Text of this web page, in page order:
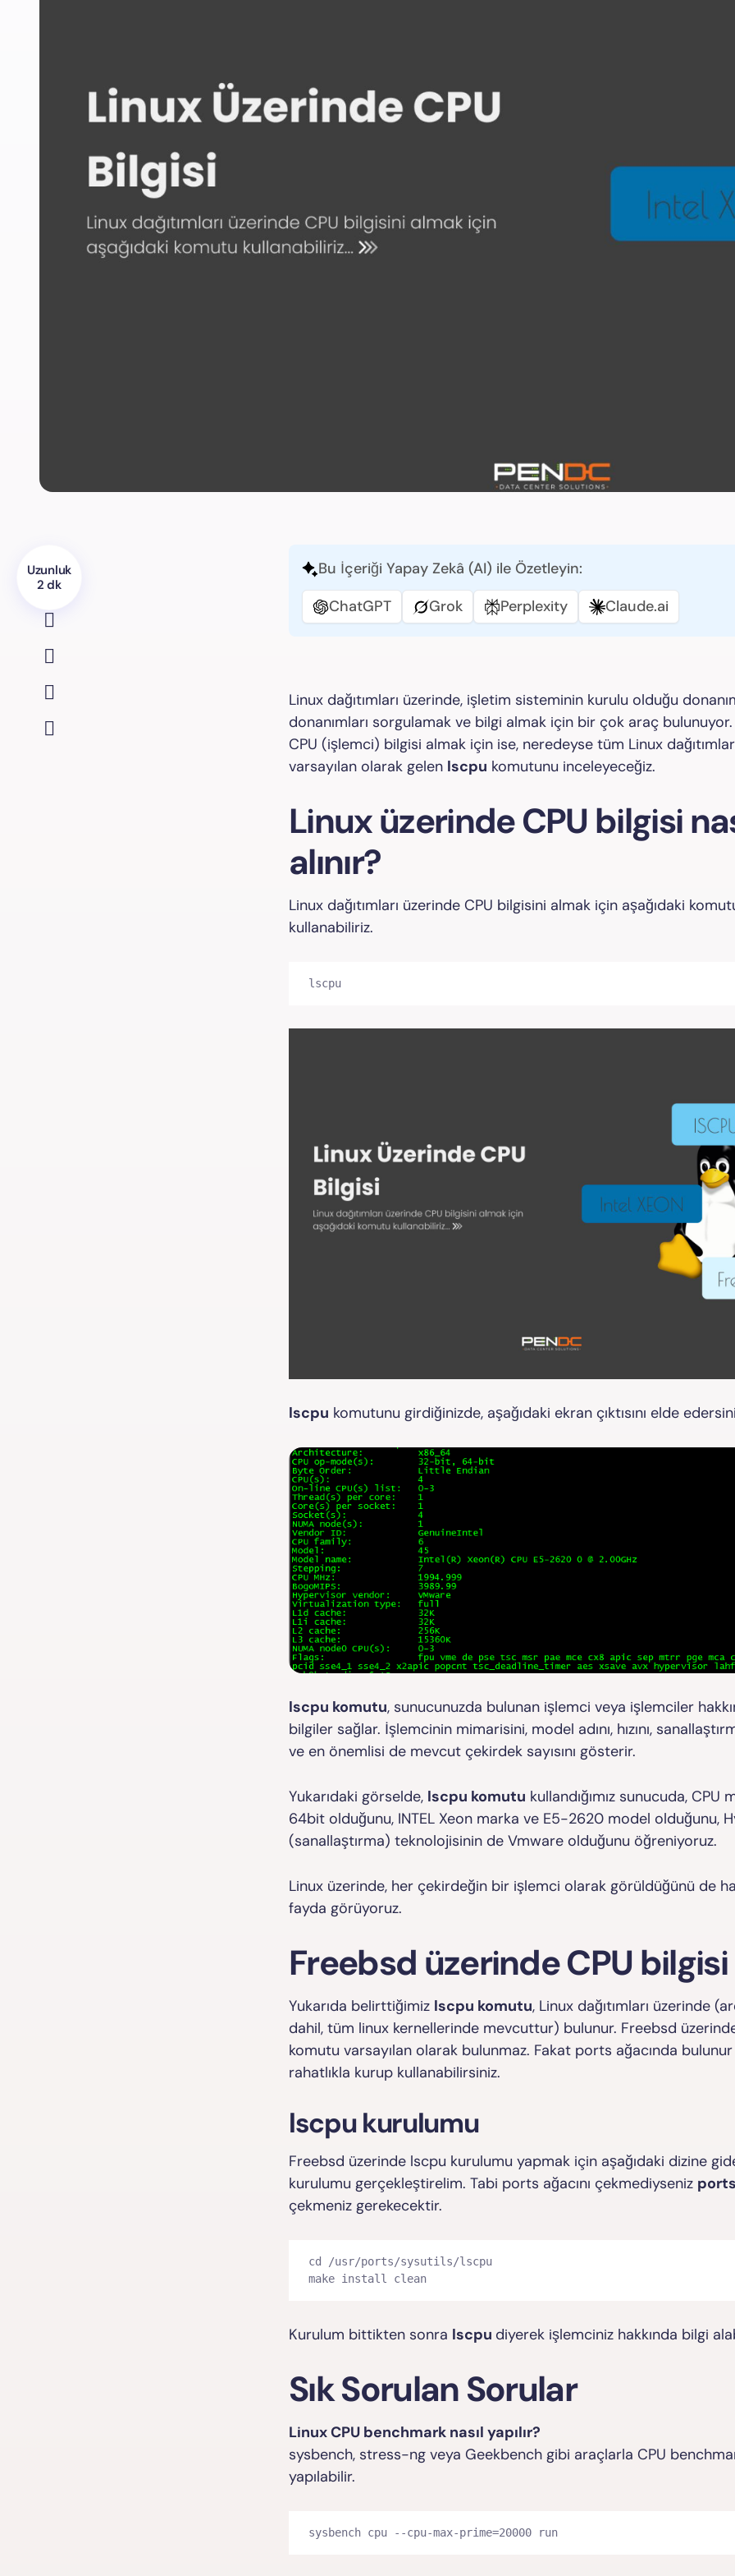
Uzunluk
2 dk
Bu İçeriği Yapay Zekâ (AI) ile Özetleyin:
ChatGPT
Grok Perplexity Claude.ai
Linux dağıtımları üzerinde, işletim sisteminin kurulu olduğu
donanımları sorgulamak ve bilgi almak için bir çok araç
CPU (işlemci) bilgisi almak için ise, neredeyse tüm Linux
varsayılan olarak gelen lscpu komutunu inceleyeceğiz.
Linux üzerinde CPU bilgisi
alınır?
Linux dağıtımları üzerinde CPU bilgisini almak için aşağıdaki
kullanabiliriz.
lscpu
lscpu komutunu girdiğinizde, aşağıdaki ekran çıktısını elde
lscpu komutu, sunucunuzda bulunan işlemci veya işlemciler
bilgiler sağlar. İşlemcinin mimarisini, model adını, hızını,
ve en önemlisi de mevcut çekirdek sayısını gösterir.
Yukarıdaki görselde, lscpu komutu kullandığımız sunucuda, CPU
64bit olduğunu, INTEL Xeon marka ve E5-2620 model olduğunu,
(sanallaştırma) teknolojisinin de Vmware olduğunu öğreniyoruz.
Linux üzerinde, her çekirdeğin bir işlemci olarak görüldüğünü de
fayda görüyoruz.
Freebsd üzerinde CPU bilgisi
Yukarıda belirttiğimiz lscpu komutu, Linux dağıtımları üzerinde
dahil, tüm linux kernellerinde mevcuttur) bulunur. Freebsd
komutu varsayılan olarak bulunmaz. Fakat ports ağacında
rahatlıkla kurup kullanabilirsiniz.
lscpu kurulumu
Freebsd üzerinde lscpu kurulumu yapmak için aşağıdaki dizine
kurulumu gerçekleştirelim. Tabi ports ağacını çekmediyseniz
çekmeniz gerekecektir.
cd /usr/ports/sysutils/lscpu
make install clean
Kurulum bittikten sonra lscpu diyerek işlemciniz hakkında bilgi
Sık Sorulan Sorular
Linux CPU benchmark nasıl yapılır?
sysbench, stress-ng veya Geekbench gibi araçlarla CPU
yapılabilir.
sysbench cpu --cpu-max-prime=20000 run